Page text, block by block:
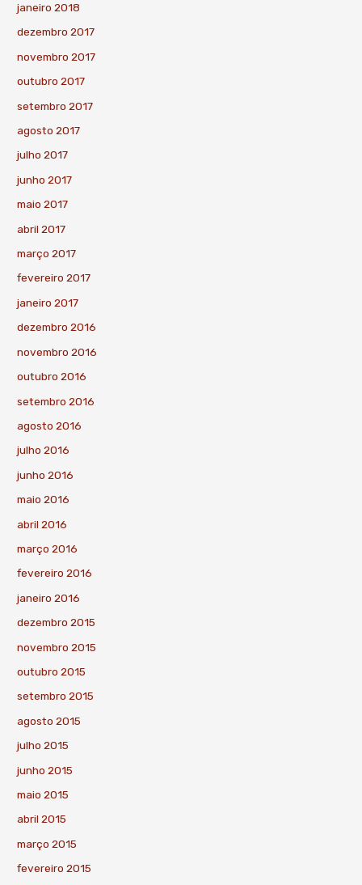
janeiro 2018
dezembro 2017
novembro 2017
outubro 2017
setembro 2017
agosto 2017
julho 2017
junho 2017
maio 2017
abril 2017
março 2017
fevereiro 2017
janeiro 2017
dezembro 2016
novembro 2016
outubro 2016
setembro 2016
agosto 2016
julho 2016
junho 2016
maio 2016
abril 2016
março 2016
fevereiro 2016
janeiro 2016
dezembro 2015
novembro 2015
outubro 2015
setembro 2015
agosto 2015
julho 2015
junho 2015
maio 2015
abril 2015
março 2015
fevereiro 2015